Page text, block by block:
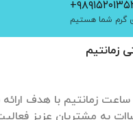
زمانتیم
ساعت زمانتیم با هدف
به مشتریان عزیز
گرم شما هستیم